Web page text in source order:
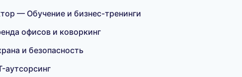
— Обучение и бизнес-тренинги
офисов и коворкинг
и безопасность
аутсорсинг